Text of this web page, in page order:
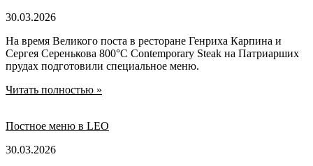
30.03.2026
На время Великого поста в ресторане Генриха Карпина и
Сергея Серенькова 800°С Contemporary Steak на Патриарших
прудах подготовили специальное меню.
Читать полностью »
Постное меню в LEO
30.03.2026